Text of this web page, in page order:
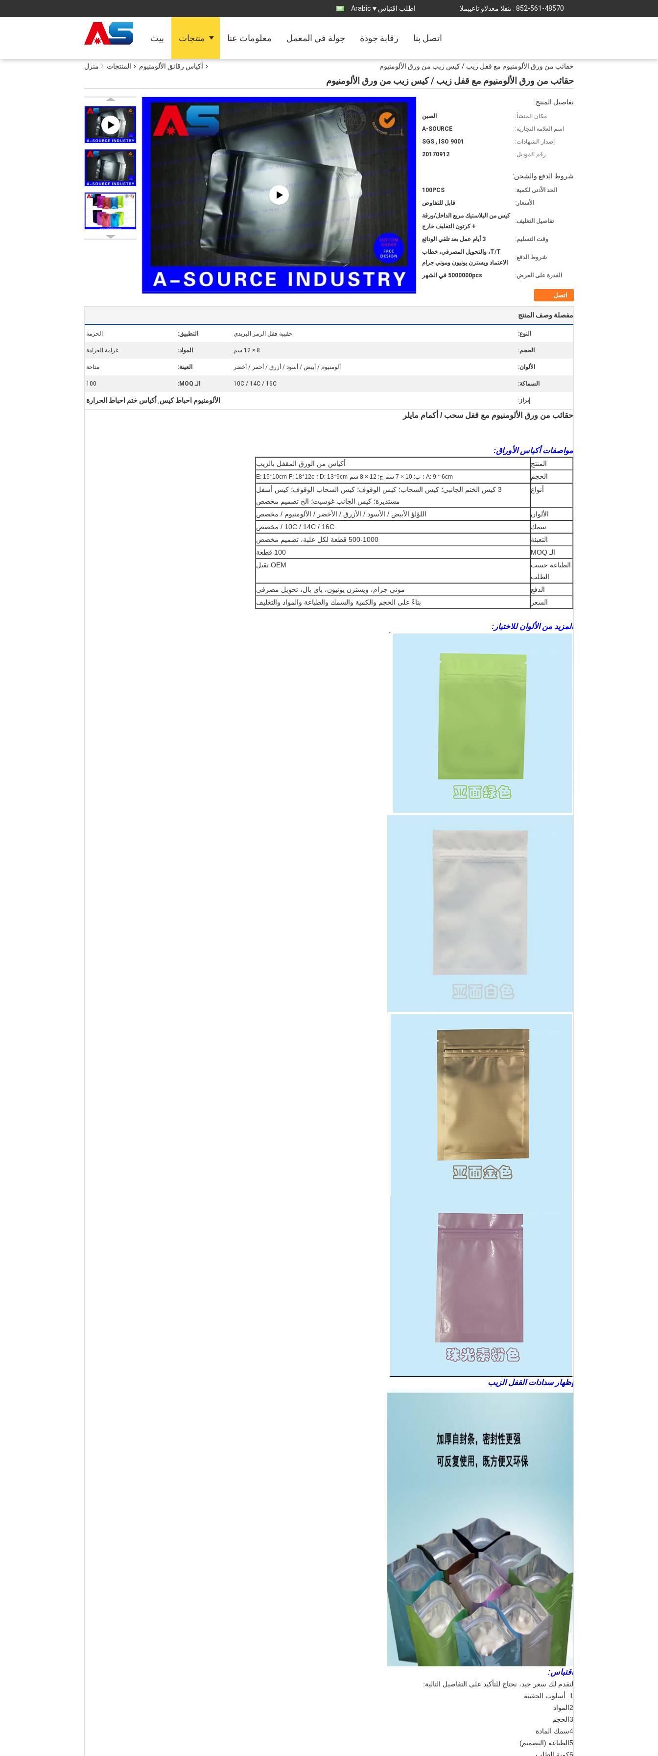
المبيعات والدعم الفنى : 852-561-48570 اطلب اقتباس Arabic
بيت منتجات معلومات عنا جولة في المعمل رقابة جودة اتصل بنا
منزل المنتجات أكياس رقائق الألومنيوم حقائب من ورق الألومنيوم مع قفل زيب / كيس زيب من ورق الألومنيوم
حقائب من ورق الألومنيوم مع قفل زيب / كيس زيب من ورق الألومنيوم
تفاصيل المنتج:
مكان المنشأ:
الصين
اسم العلامة التجارية:
A-SOURCE
إصدار الشهادات:
SGS , ISO 9001
رقم الموديل:
20170912
شروط الدفع والشحن:
الحد الأدنى لكمية:
100PCS
الأسعار:
قابل للتفاوض
تفاصيل التغليف:
كيس من البلاستيك مربع الداخل/ورقة
+ كرتون التغليف خارج
وقت التسليم:
3 أيام عمل بعد تلقي الودائع
شروط الدفع:
T/T، والتحويل المصرفي، خطاب
الاعتماد ويسترن يونيون وموني جرام
القدرة على العرض:
5000000pcs في الشهر
اتصل
مفصلة وصف المنتج
النوع: حقيبة قفل الرمز البريدي التطبيق: الحزمة
الحجم: 8 × 12 سم المواد: غرامة الغرامة
الألوان: ألومنيوم / أبيض / أسود / أزرق / أحمر / أخضر العينة: متاحة
السماكة: 10C / 14C / 16C الـ MOQ: 100
إبراز: الألومنيوم احباط كيس, أكياس ختم احباط الحرارة
حقائب من ورق الألومنيوم مع قفل سحب / أكمام مايلر
مواصفات أكياس الأوراق:
المنتج
أكياس من الورق المقفل بالزيب
الحجم
A: 9 * 6cm ؛ ب: 10 × 7 سم ج: 12 × 8 سم D: 13*9cm ؛ E: 15*10cm F: 18*12c
أنواع
3 كيس الختم الجانبي؛ كيس السحاب؛ كيس الوقوف؛ كيس السحاب الوقوف؛ كيس أسفل
مستديرة؛ كيس الجانب غوسيت؛ الخ تصميم مخصص
الألوان
اللؤلؤ الأبيض / الأسود / الأزرق / الأخضر / الألومنيوم / مخصص
سمك
10C / 14C / 16C / مخصص
التعبئة
500-1000 قطعة لكل علبة، تصميم مخصص
الـ MOQ
100 قطعة
الطباعة حسب
الطلب
OEM تقبل
الدفع
موني جرام، ويسترن يونيون، باي بال، تحويل مصرفي
السعر
بناءً على الحجم والكمية والسمك والطباعة والمواد والتغليف
المزيد من الألوان للاختيار:
إظهار سدادات القفل الزيب
اقتباس:
لنقدم لك سعر جيد، نحتاج للتأكيد على التفاصيل التالية:
1. أسلوب الحقيبة
2المواد
3الحجم
4سمك المادة
5الطباعة (التصميم)